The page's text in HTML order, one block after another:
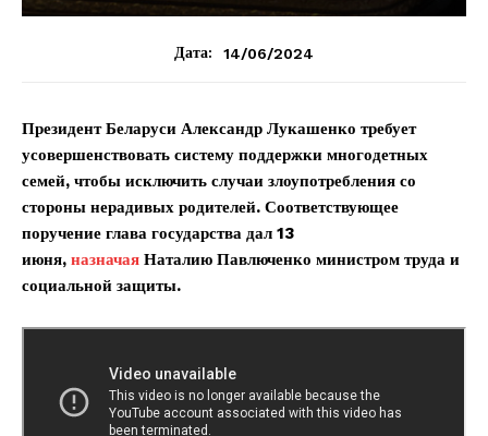
Дата: 14/06/2024
Президент Беларуси Александр Лукашенко требует
усовершенствовать систему поддержки многодетных
семей, чтобы исключить случаи злоупотребления со
стороны нерадивых родителей. Соответствующее
поручение глава государства дал 13
июня, назначая Наталию Павлюченко министром труда и
социальной защиты.